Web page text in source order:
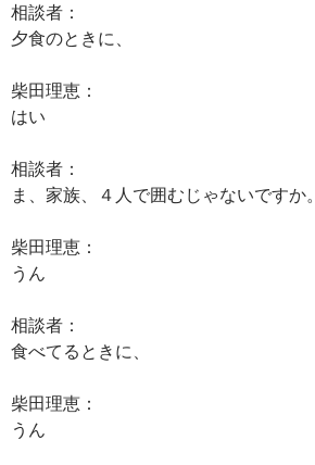
相談者：
夕食のときに、
柴田理恵：
はい
相談者：
ま、家族、４人で囲むじゃないですか。
柴田理恵：
うん
相談者：
食べてるときに、
柴田理恵：
うん